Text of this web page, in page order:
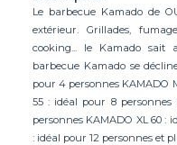
Le barbecue Kamado de
extérieur. Grillades,
cooking... le Kamado sait
barbecue Kamado se
pour 4 personnes KAMADO
55 : idéal pour 8
personnes KAMADO XL 60 :
: idéal pour 12 personnes et